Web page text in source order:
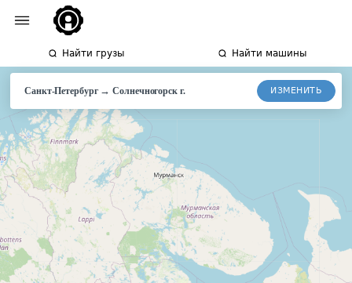
Найти грузы Найти машины
Санкт-Петербург→Солнечногорск г. ИЗМЕНИТЬ